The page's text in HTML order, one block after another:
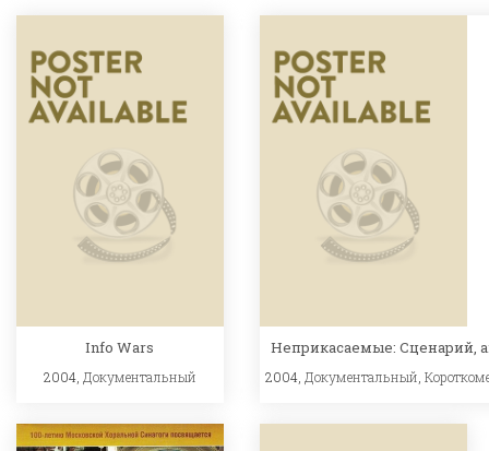
Info Wars
2004, Документальный
Неприкасаемые: Сценарий,
2004, Документальный ,